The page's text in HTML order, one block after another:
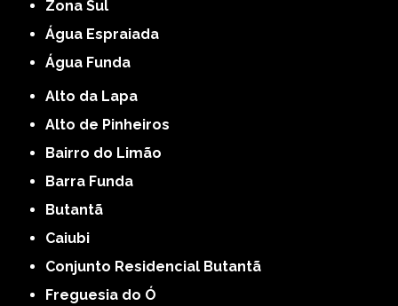
Zona Sul
Água Espraiada
Água Funda
Alto da Lapa
Alto de Pinheiros
Bairro do Limão
Barra Funda
Butantã
Caiubi
Conjunto Residencial Butantã
Freguesia do Ó